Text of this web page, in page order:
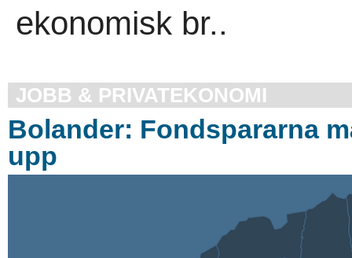
ekonomisk br..
JOBB & PRIVATEKONOMI
Bolander: Fondspararna
upp